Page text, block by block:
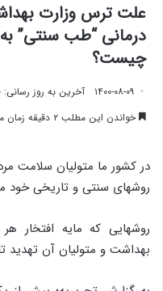
علت ترس وزارت
درمانی “طب سنتی”
چیست؟
۱۴۰۰-۰۸-۰۹ آخرین به روز رسانی: ۱۴۰۰-۰۸-۰۹
خواندن این مطلب ۲ دقیقه زمان میبرد
در کشور ما متولیان سلامت
روشهای سنتی و تاریخی خود
روشهایی که مایه افتخار
بهداشت و متولیان آن تهدید